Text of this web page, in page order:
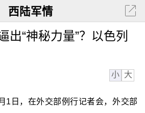
西陆军情
出“神秘力量”？以色列
小 大
1日，在外交部例行记者会，外交部